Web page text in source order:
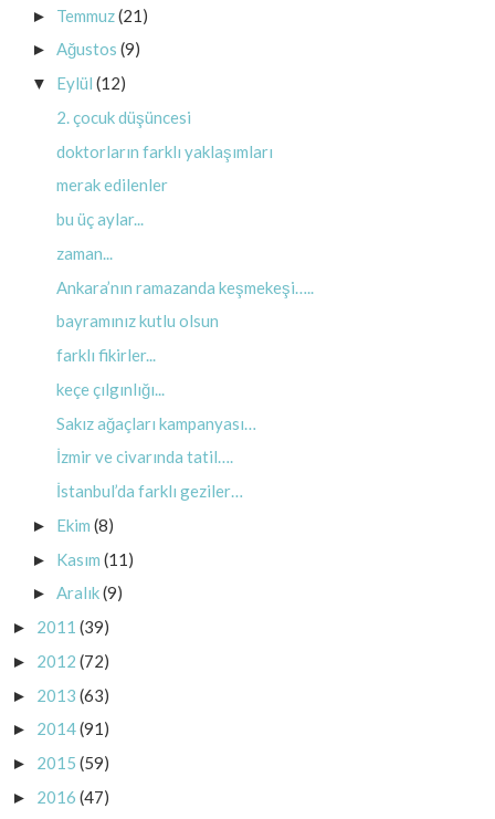
► Temmuz(21)
► Ağustos (9)
▼ Eylül (12)
2. çocuk düşüncesi
doktorların farklı yaklaşımları
merak edilenler
bu üç aylar...
zaman...
Ankara’nın ramazanda keşmekeşi…..
bayramınız kutlu olsun
farklı fikirler...
keçe çılgınlığı...
Sakız ağaçları kampanyası…
İzmir ve civarında tatil….
İstanbul’da farklı geziler…
► Ekim (8)
► Kasım (11)
► Aralık(9)
► 2011 (39)
► 2012 (72)
► 2013 (63)
► 2014(91)
► 2015 (59)
► 2016 (47)